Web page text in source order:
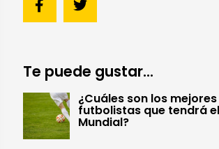
Te puede gustar...
¿Cuáles son los mejores
futbolistas que tendrá el
Mundial?